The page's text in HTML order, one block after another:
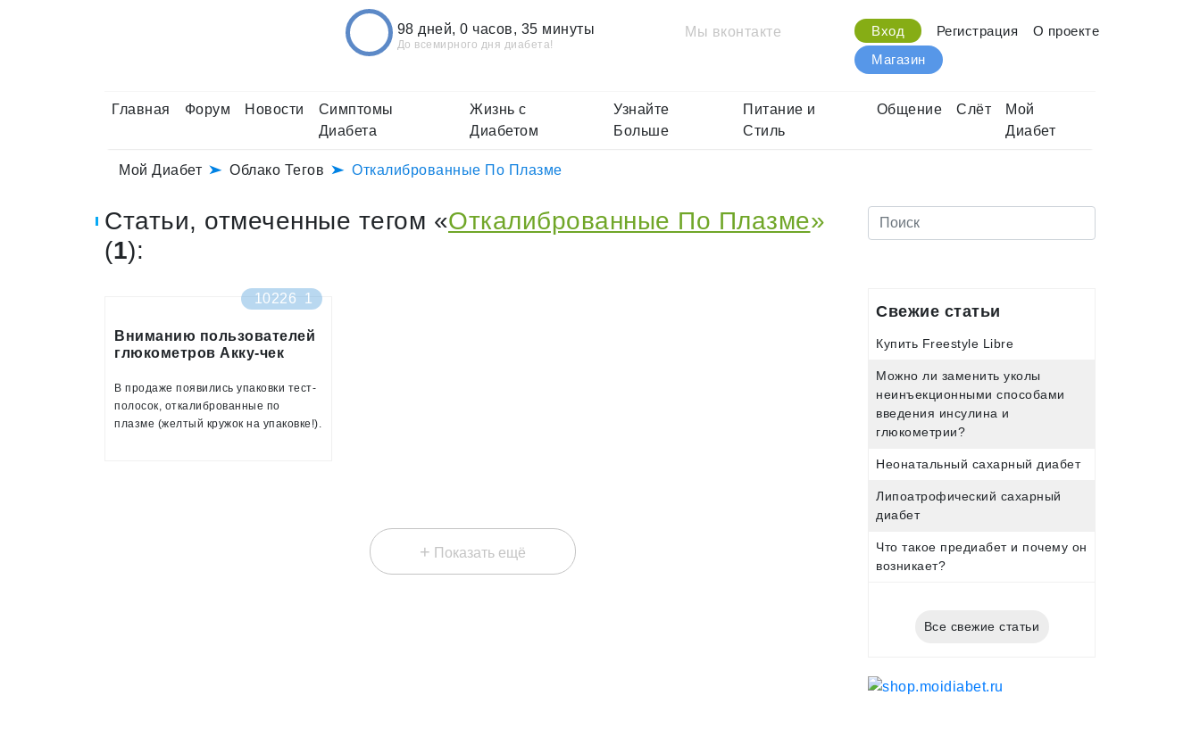
98 дней, 0 часов, 35 минуты
До всемирного дня диабета!
Мы вконтакте Вход Регистрация
О проекте
Магазин
Главная Форум Новости
Симптомы
Диабета
Жизнь с
Диабетом
Узнайте
Больше
Питание и
Стиль
Общение Слёт
Мой
Диабет
Мой Диабет Облако Тегов Откалиброванные По Плазме
Статьи, отмеченные тегом «Откалиброванные По Плазме»
(1):
10226 1
Вниманию пользователей
глюкометров Акку-чек
откалиброванные по
плазме!
В продаже появились упаковки тест-
полосок, откалиброванные по
плазме (желтый кружок на упаковке!).
+ Показать ещё
Свежие статьи
Купить Freestyle Libre
Можно ли заменить уколы
неинъекционными способами
введения инсулина и
глюкометрии?
Неонатальный сахарный диабет
Липоатрофический сахарный
диабет
Что такое предиабет и почему он
возникает?
Все свежие статьи